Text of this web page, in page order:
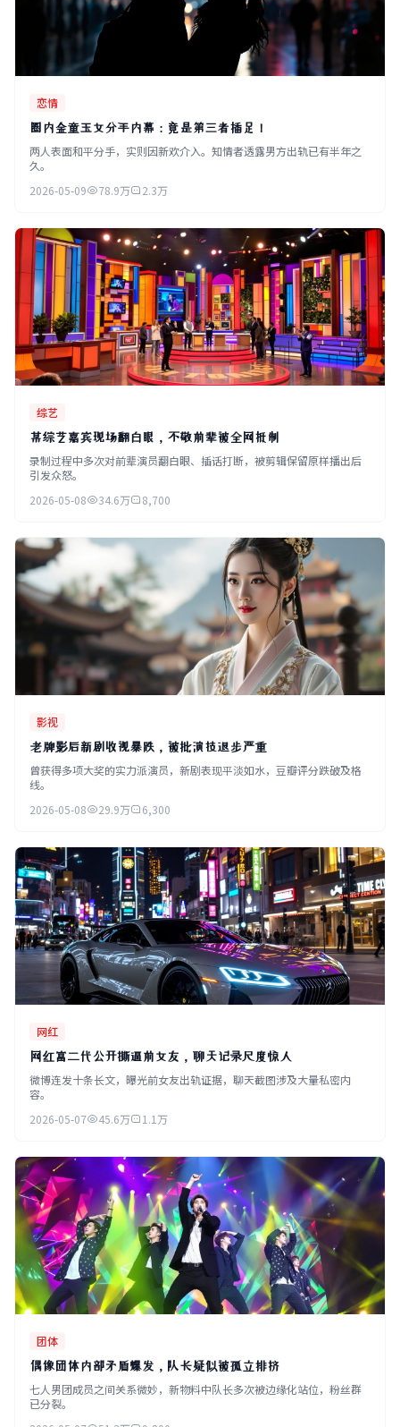
恋情
圈内金童玉女分手内幕：竟是第三者插足！
两人表面和平分手，实则因新欢介入。知情者透露男方出轨已有半年之
久。
2026-05-09
78.9万 2.3万
综艺
某综艺嘉宾现场翻白眼，不敬前辈被全网抵制
录制过程中多次对前辈演员翻白眼、插话打断，被剪辑保留原样播出后
引发众怒。
2026-05-08
34.6万 8,700
影视
老牌影后新剧收视暴跌，被批演技退步严重
曾获得多项大奖的实力派演员，新剧表现平淡如水，豆瓣评分跌破及格
线。
2026-05-08
29.9万 6,300
网红
网红富二代公开撕逼前女友，聊天记录尺度惊人
微博连发十条长文，曝光前女友出轨证据，聊天截图涉及大量私密内
容。
2026-05-07
45.6万 1.1万
团体
偶像团体内部矛盾爆发，队长疑似被孤立排挤
七人男团成员之间关系微妙，新物料中队长多次被边缘化站位，粉丝群
已分裂。